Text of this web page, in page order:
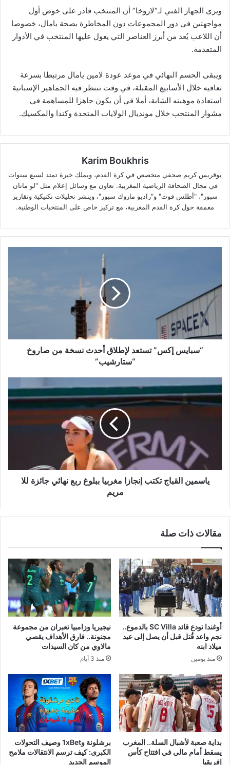
ويرى الجهاز الفني لـ“لاروخا” أن المنتخب قادر على خوض أول
مواجهتين في دور المجموعات دون المخاطرة بصحة يامال، خصوصا
أن اللاعب يُعد من أبرز العناصر التي يعول عليها المنتخب في الأدوار
المتقدمة.
ويبقى الحسم النهائي في موعد عودة لامين يامال مرتبطا بسرعة
تعافيه خلال الأسابيع المقبلة، في وقت تنتظر فيه الجماهير الإسبانية
استعادة موهبته الشابة، أملا في أن يكون جاهزا للمساهمة في
مشوار المنتخب خلال مونديال الولايات المتحدة وكندا والمكسيك.
Karim Boukhris
بوقريس كريم صحفي متخصص في كرة القدم، ويملك خبرة تمتد لسبع سنوات
في مجال الصحافة الرياضية المغربية. تعاون مع وسائل إعلام مثل "لو ماتان
سبور"، "أطلس فوت" و"راديو ماروك سبور"، وينشر تحليلات تكتيكية وتقارير
معمقة حول كرة القدم المغربية، مع تركيز خاص على المنتخبات الوطنية.
لإطلاق
أحدث
نسخة
صاروخ
“ستارشيب”
“سبايس إكس” تستعد لإطلاق أحدث نسخة من صاروخ
“ستارشيب”
القباج
تكتب
نهائي
جائزة
ياسمين القباج تكتب إنجازا مغربيا ببلوغ ربع نهائي جائزة للا
مريم
مقالات ذات صلة
أوغندا تودع قائد SC Villa بالدموع..
نجم واعد قُتل قبل أن يصل إلى عيد
ميلاد ابنه
منذ يومين
نيجيريا وزامبيا تعبران من مجموعة
مجنونة.. فارق الأهداف يقصي
مالاوي من كان السيدات
منذ 3 أيام
بداية صعبة لأشبال السلة.. المغرب
يسقط أمام مالي في افتتاح كأس
إفريقيا
برشلونة و1xBet وصيف التحولات
الكبرى: كيف ترسم الانتقالات ملامح
الموسم الجديد